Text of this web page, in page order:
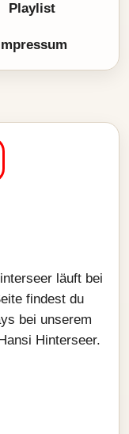
Playlist
läuft bei
findest du
bei unserem
Hinterseer.